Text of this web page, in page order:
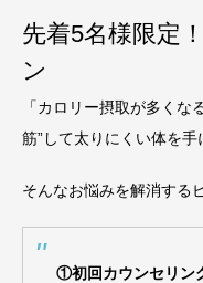
先着5名様限定
ン
「カロリー摂取が多くな
筋”して太りにくい体を手
そんなお悩みを解消する
①初回カウンセリン